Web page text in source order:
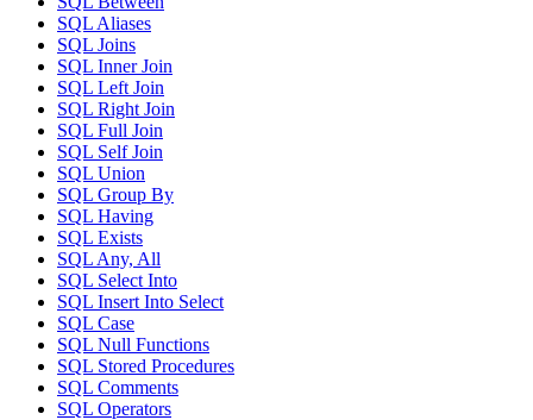
SQL Aliases
SQL Joins
SQL Inner Join
SQL Left Join
SQL Right Join
SQL Full Join
SQL Self Join
SQL Union
SQL Group By
SQL Having
SQL Exists
SQL Any, All
SQL Select Into
SQL Insert Into Select
SQL Case
SQL Null Functions
SQL Stored Procedures
SQL Comments
SQL Operators